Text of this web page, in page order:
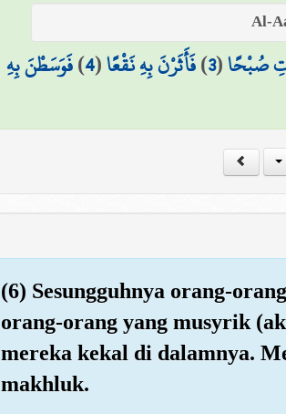
صُبْحًا(
3
)فَأَثَرْنَ بِهِ نَقْعًا(
4
)فَوَسَطْنَ بِهِ
(6) Sesungguhnya orang-
orang-orang yang musyrik
mereka kekal di dalamnya.
makhluk.